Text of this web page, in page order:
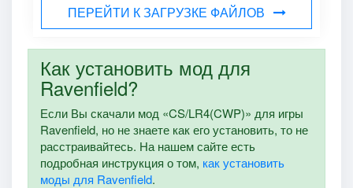
ПЕРЕЙТИ К ЗАГРУЗКЕ ФАЙЛОВ
Как установить мод для
Ravenfield?
Если Вы скачали мод «CS/LR4(CWP)» для игры
Ravenfield, но не знаете как его установить, то не
расстраивайтесь. На нашем сайте есть
подробная инструкция о том, как установить
моды для Ravenfield.